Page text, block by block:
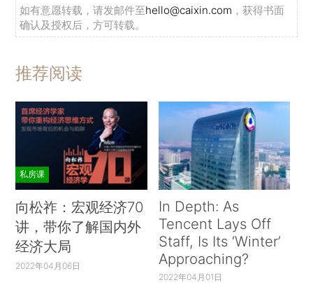
如有意愿转载，请发邮件至hello@caixin.com ，获得书面
确认及授权后，方可转载。
推荐阅读
私房课
向松祚：宏观经济70
讲，带你了解国内外
经济大局
2022年04月06日
In Depth: As
Tencent Lays Off
Staff, Is Its ‘Winter’
Approaching?
2022年04月01日